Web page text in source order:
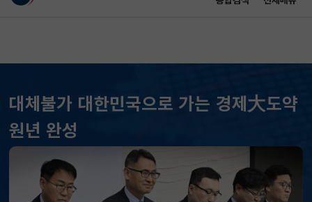
대체불가 대한민국으로 가는 경제大도약
원년 완성
KOSPI 6296.38 301.88(하락)